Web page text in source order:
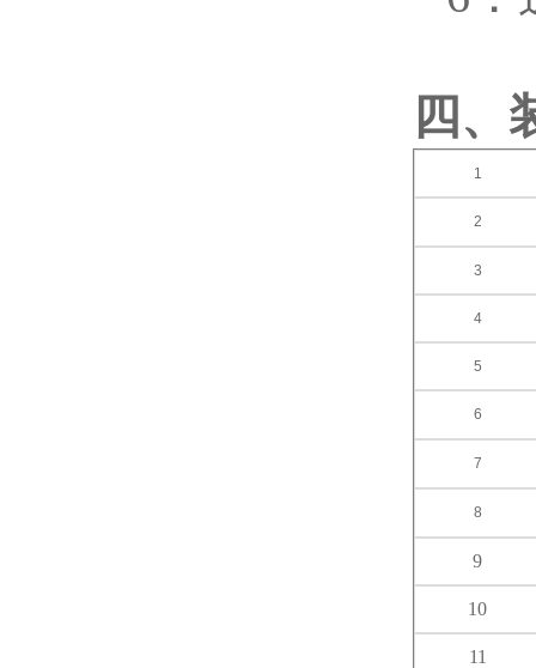
四、
1
2
3
4
5
6
7
8
9
10
11